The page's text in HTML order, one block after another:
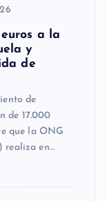
a la
y
de
de
de 17.000
que la ONG
realiza en…